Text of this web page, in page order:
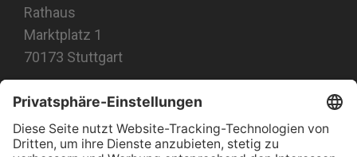
Rathaus
Marktplatz 1
70173 Stuttgart
#jetztklimachen